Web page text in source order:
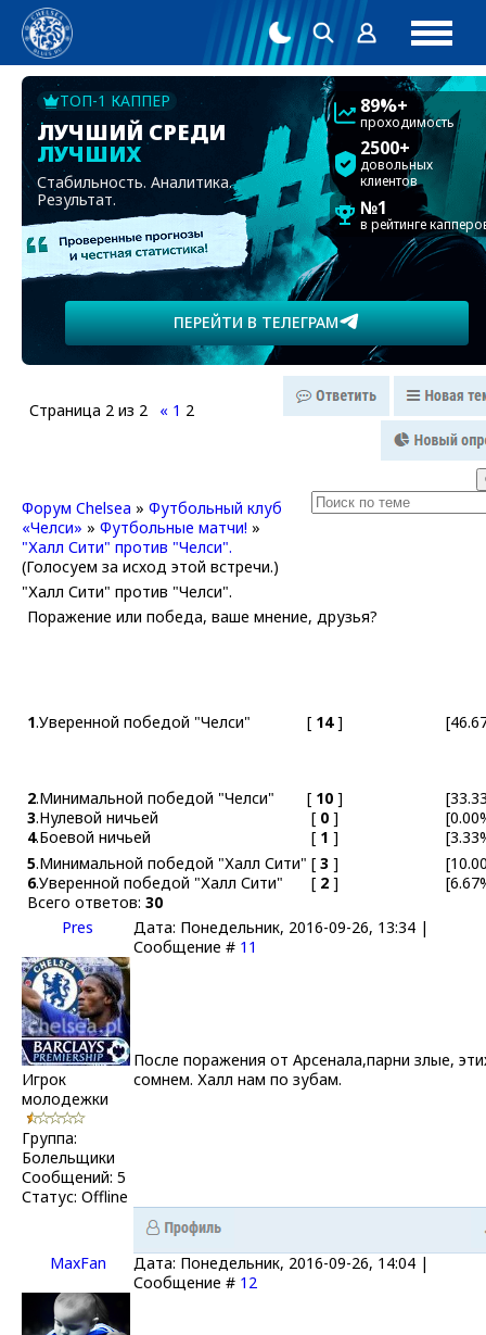
ТОП-1 КАППЕР
ЛУЧШИЙ СРЕДИ
ЛУЧШИХ
Стабильность. Аналитика.
Результат.
89%+
проходимость
2500+
довольных
клиентов
№1
в рейтинге
ПЕРЕЙТИ В ТЕЛЕГРАМ
Страница 2 из 2 « 1 2
Форум Chelsea » Футбольный клуб
«Челси» » Футбольные матчи! »
"Халл Сити" против "Челси".
(Голосуем за исход этой встречи.)
"Халл Сити" против "Челси".
Поражение или победа, ваше мнение, друзья?
1.Уверенной победой "Челси" [ 14]
2.Минимальной победой "Челси" [ 10 ]
3.Нулевой ничьей [ 0 ]
4.Боевой ничьей [ 1 ]
5.Минимальной победой "Халл Сити" [ 3 ]
6.Уверенной победой "Халл Сити" [ 2 ]
Всего ответов: 30
Pres
Дата: Понедельник, 2016-09-26, 13:34 |
Сообщение # 11
Игрок
молодежки
Группа:
Болельщики
Сообщений: 5
Статус: Offline
После поражения от Арсенала,парни злые,
сомнем. Халл нам по зубам.
MaxFan
Дата: Понедельник, 2016-09-26, 14:04 |
Сообщение # 12